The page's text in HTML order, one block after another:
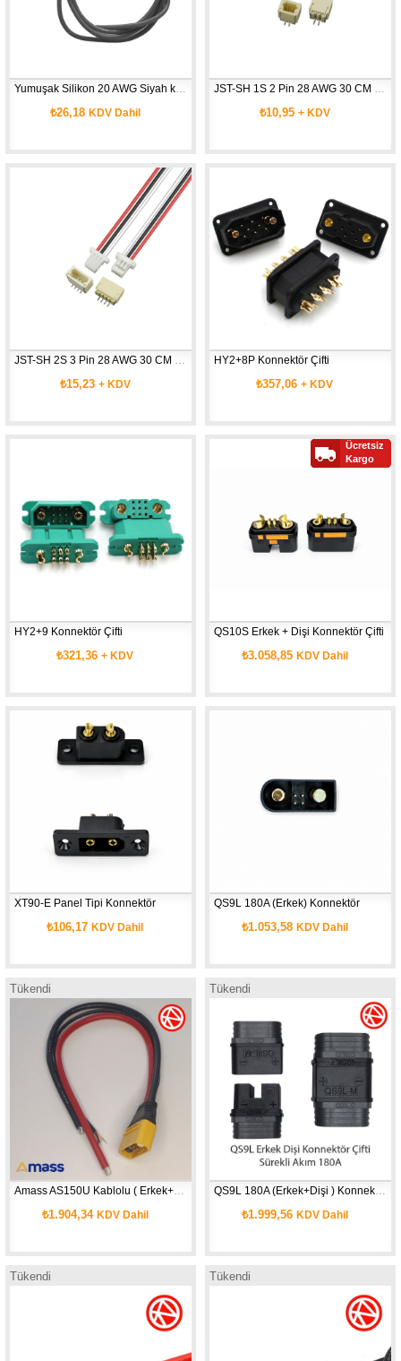
Yumuşak Silikon 20 AWG Siyah kablo 1 Metre
₺26,18 KDV Dahil
JST-SH 1S 2 Pin 28 AWG 30 CM Kablo
₺10,95 + KDV
JST-SH 2S 3 Pin 28 AWG 30 CM Kablo
₺15,23 + KDV
HY2+8P Konnektör Çifti
₺357,06+ KDV
HY2+9 Konnektör Çifti
₺321,36+ KDV
QS10S Erkek + Dişi Konnektör Çifti
₺3.058,85 KDV Dahil
Ücretsiz
Kargo
XT90-E Panel Tipi Konnektör
₺106,17KDV Dahil
QS9L 180A (Erkek) Konnektör
₺1.053,58 KDV Dahil
Tükendi
Amass AS150U Kablolu ( Erkek+Dişi ) Konnektör 35 cm 8 AWG
₺1.904,34 KDV Dahil
Tükendi
QS9L 180A (Erkek+Dişi ) Konnektör Çifti
₺1.999,56 KDV Dahil
Tükendi Tükendi